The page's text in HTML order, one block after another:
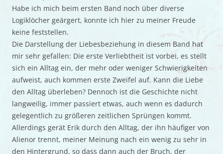
Habe ich mich beim ersten Band noch über diverse
Logiklöcher geärgert, konnte ich hier zu meiner Freude
keine feststellen.
Die Darstellung der Liebesbeziehung in diesem Band hat
mir sehr gefallen: Die erste Verliebtheit ist vorbei, es stellt
sich ein Alltag ein, der mehr oder weniger Schwierigkeiten
aufweist, auch kommen erste Zweifel auf. Kann die Liebe
den Alltag überleben? Dennoch ist die Geschichte nicht
langweilig, immer passiert etwas, auch wenn es dadurch
gelegentlich zu größeren zeitlichen Sprüngen kommt.
Allerdings gerät Erik durch den Alltag, der ihn häufiger von
Alienor trennt, meiner Meinung nach ein wenig zu sehr in
den Hintergrund, so dass dann auch der Bruch, der